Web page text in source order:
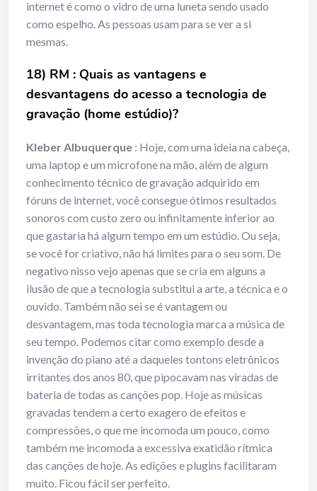
internet é como o vidro de uma luneta sendo usado
como espelho. As pessoas usam para se ver a si
mesmas.
18) RM : Quais as vantagens e
desvantagens do acesso a tecnologia de
gravação (home estúdio)?
Kleber Albuquerque : Hoje, com uma ideia na cabeça,
uma laptop e um microfone na mão, além de algum
conhecimento técnico de gravação adquirido em
fóruns de internet, você consegue ótimos resultados
sonoros com custo zero ou infinitamente inferior ao
que gastaria há algum tempo em um estúdio. Ou seja,
se você for criativo, não há limites para o seu som. De
negativo nisso vejo apenas que se cria em alguns a
ilusão de que a tecnologia substitui a arte, a técnica e o
ouvido. Também não sei se é vantagem ou
desvantagem, mas toda tecnologia marca a música de
seu tempo. Podemos citar como exemplo desde a
invenção do piano até a daqueles tontons eletrônicos
irritantes dos anos 80, que pipocavam nas viradas de
bateria de todas as canções pop. Hoje as músicas
gravadas tendem a certo exagero de efeitos e
compressões, o que me incomoda um pouco, como
também me incomoda a excessiva exatidão rítmica
das canções de hoje. As edições e plugins facilitaram
muito. Ficou fácil ser perfeito.